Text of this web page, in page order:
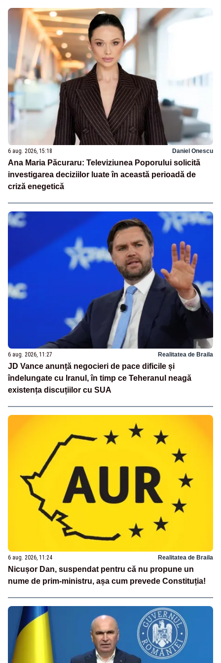
6 aug. 2026, 15:18 Daniel Onescu
Ana Maria Păcuraru: Televiziunea Poporului solicită
investigarea deciziilor luate în această perioadă de
criză enegetică
6 aug. 2026, 11:27 Realitatea de Braila
JD Vance anunță negocieri de pace dificile și
îndelungate cu Iranul, în timp ce Teheranul neagă
existența discuțiilor cu SUA
6 aug. 2026, 11:24 Realitatea de Braila
Nicușor Dan, suspendat pentru că nu propune un
nume de prim-ministru, așa cum prevede Constituția!